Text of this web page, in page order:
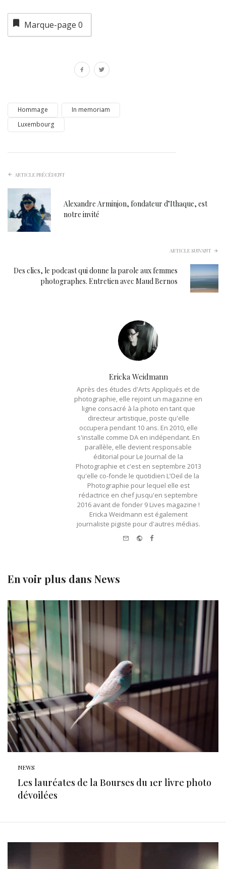
Marque-page 0
Hommage
In memoriam
Luxembourg
ARTICLE PRÉCÉDENT
Alexandre Arminjon, fondateur d’Ithaque, est
notre invité
ARTICLE SUIVANT
Des clics, le podcast qui donne la parole aux femmes
photographes. Entretien avec Maud Bernos
Ericka Weidmann
Après des études d'Arts Appliqués et de
photographie, elle rejoint un magazine en
ligne consacré à la photo en tant que
directeur artistique, poste qu'elle
occupera pendant 10 ans. En 2010, elle
s'installe comme DA en indépendant. En
parallèle, elle devient responsable
éditorial pour Le Journal de la
Photographie et c'est en septembre 2013
qu'elle co-fonde le quotidien L’Oeil de la
Photographie pour lequel elle est
rédactrice en chef jusqu'en septembre
2016 avant de fonder 9 Lives magazine !
Ericka Weidmann est également
journaliste pigiste pour d'autres médias.
Website
Facebook
En voir plus dans News
NEWS
Les lauréates de la Bourses du 1er livre photo
dévoilées